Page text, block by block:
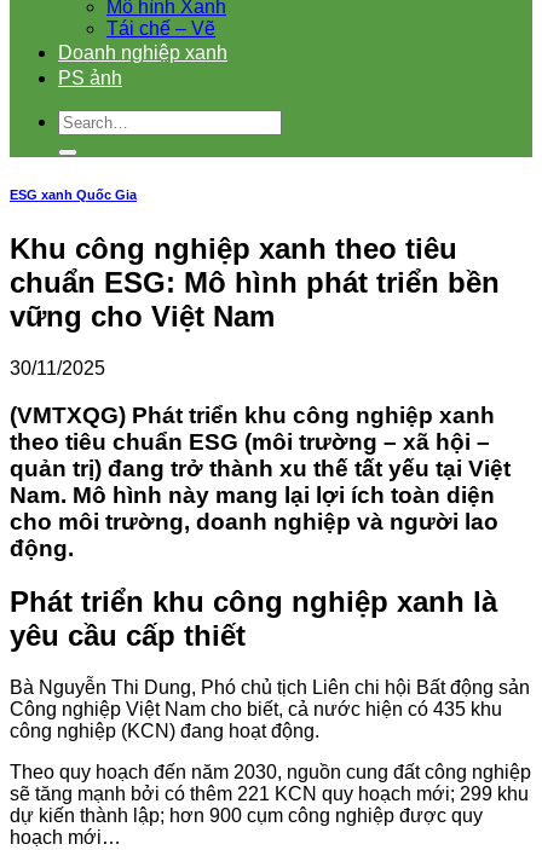
Mô hình Xanh
Tái chế – Vẽ
Doanh nghiệp xanh
PS ảnh
ESG xanh Quốc Gia
Khu công nghiệp xanh theo tiêu
chuẩn ESG: Mô hình phát triển bền
vững cho Việt Nam
30/11/2025
(VMTXQG) Phát triển khu công nghiệp xanh
theo tiêu chuẩn ESG (môi trường – xã hội –
quản trị) đang trở thành xu thế tất yếu tại Việt
Nam. Mô hình này mang lại lợi ích toàn diện
cho môi trường, doanh nghiệp và người lao
động.
Phát triển khu công nghiệp xanh là
yêu cầu cấp thiết
Bà Nguyễn Thi Dung, Phó chủ tịch Liên chi hội Bất động sản
Công nghiệp Việt Nam cho biết, cả nước hiện có 435 khu
công nghiệp (KCN) đang hoạt động.
Theo quy hoạch đến năm 2030, nguồn cung đất công nghiệp
sẽ tăng mạnh bởi có thêm 221 KCN quy hoạch mới; 299 khu
dự kiến thành lập; hơn 900 cụm công nghiệp được quy
hoạch mới…